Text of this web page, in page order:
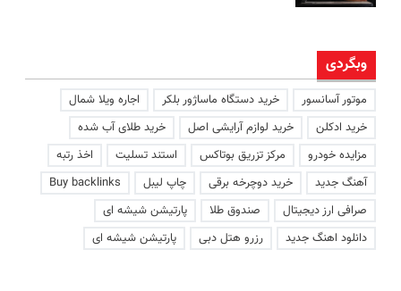
وبگردی
موتور آسانسور خرید دستگاه ماساژور بلکر
اجاره ویلا شمال
خرید ادکلن
خرید لوازم آرایشی اصل
خرید طلای آب شده
مزایده خودرو
مرکز تزریق بوتاکس استند تسلیت
اخذ رتبه
آهنگ جدید
خرید دوچرخه برقی چاپ لیبل
Buy backlinks
صرافی ارز دیجیتال
صندوق طلا
پارتیشن شیشه ای
دانلود اهنگ جدید
رزرو هتل دبی پارتیشن شیشه ای